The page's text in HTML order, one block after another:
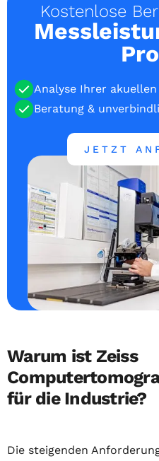
Kostenlose
Analyse Ihrer akuellen
Beratung &
JETZT
Warum ist Zeiss
für die Industrie?
Die steigenden